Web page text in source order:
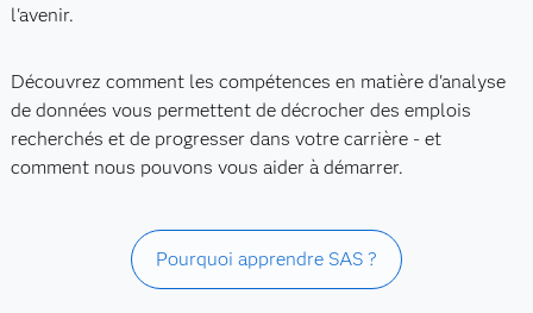
l'avenir.
Découvrez comment les compétences en matière d'analyse
de données vous permettent de décrocher des emplois
recherchés et de progresser dans votre carrière - et
comment nous pouvons vous aider à démarrer.
Pourquoi apprendre SAS ?